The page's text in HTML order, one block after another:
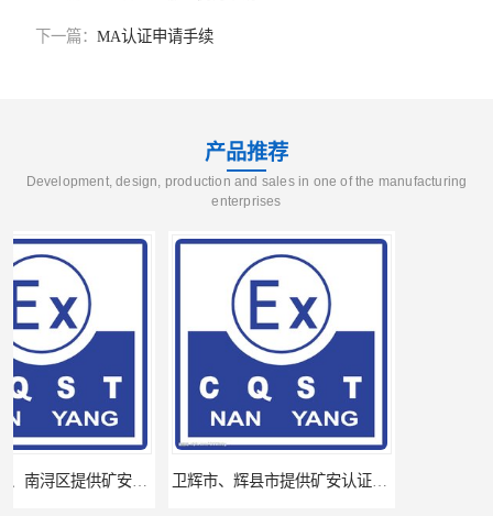
下一篇： MA认证申请手续
产品推荐
Development, design, production and sales in one of the manufacturing
enterprises
卫辉市、辉县市提供矿安认证专业技术服务值得信赖的咨询专家